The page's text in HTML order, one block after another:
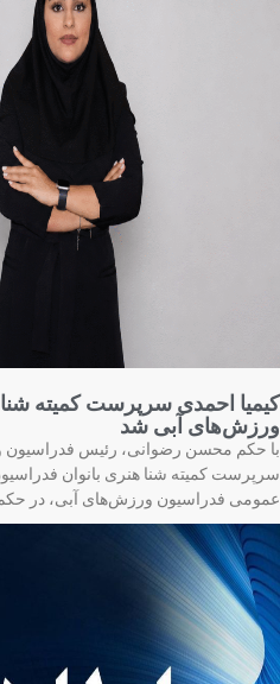
احمدی سرپرست کمیته شنا
آبی شد
حکم محسن رضوانی، رئیس فدراسیون
کمیته شنا هنری بانوان
فدراسیون ورزش‌های آبی، در حکم